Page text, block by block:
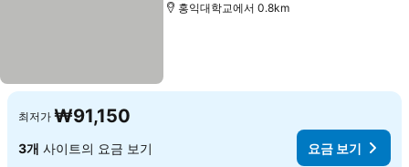
홍익대학교에서 0.8km
최저가 ₩91,150
3개 사이트의 요금 보기 요금 보기